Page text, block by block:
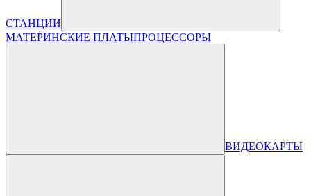
СТАНЦИИ
МАТЕРИНСКИЕ ПЛАТЫПРОЦЕССОРЫ
ВИДЕОКАРТЫ